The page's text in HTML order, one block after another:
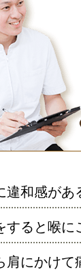
違和感があ
すると喉に
肩にかけて